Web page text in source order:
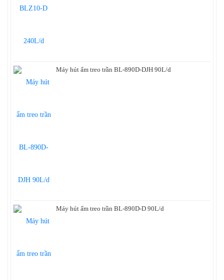
Máy hút ẩm treo trần BL-890D-DJH 90L/d
Máy hút ẩm treo trần BL-890D-D 90L/d